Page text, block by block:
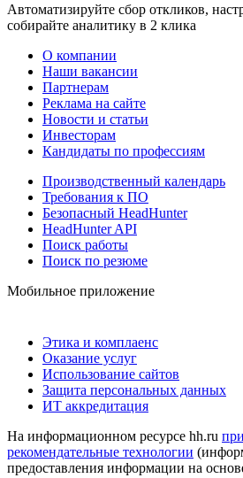
Автоматизируйте сбор откликов,
собирайте аналитику в 2 клика
О компании
Наши вакансии
Партнерам
Реклама на сайте
Новости и статьи
Инвесторам
Кандидаты по профессиям
Производственный календарь
Требования к ПО
Безопасный HeadHunter
HeadHunter API
Поиск работы
Поиск по резюме
Мобильное приложение
Этика и комплаенс
Оказание услуг
Использование сайтов
Защита персональных данных
ИТ аккредитация
На информационном ресурсе hh.ru
рекомендательные технологии
предоставления информации на